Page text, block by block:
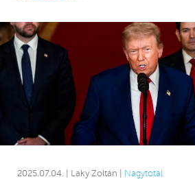
2025.07.04. | Laky Zoltán | Nagytotál